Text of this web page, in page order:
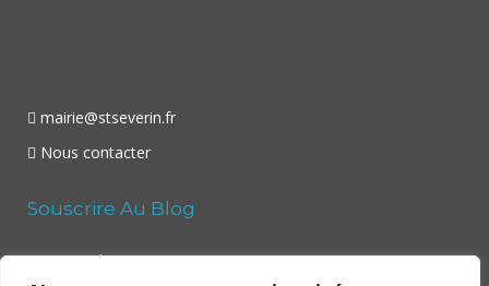
mairie@stseverin.fr
Nous contacter
Souscrire Au Blog
Your email: